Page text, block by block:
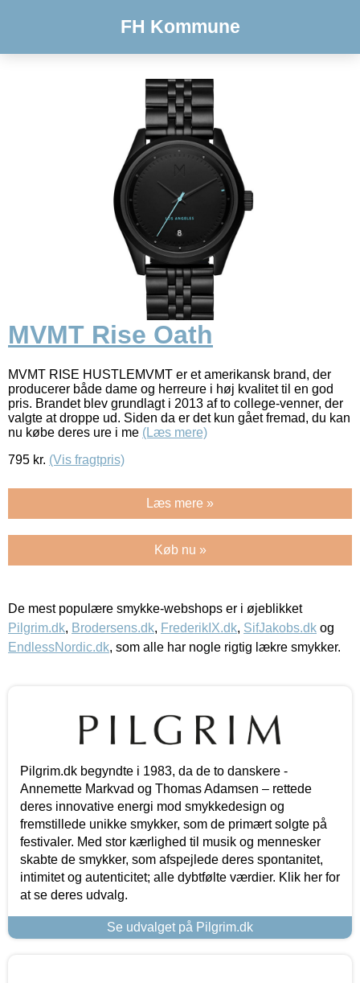
FH Kommune
MVMT Rise Oath
MVMT RISE HUSTLEMVMT er et amerikansk brand, der
producerer både dame og herreure i høj kvalitet til en god
pris. Brandet blev grundlagt i 2013 af to college-venner, der
valgte at droppe ud. Siden da er det kun gået fremad, du kan
nu købe deres ure i me (Læs mere)
795 kr. (Vis fragtpris)
Læs mere »
Køb nu »
De mest populære smykke-webshops er i øjeblikket
Pilgrim.dk, Brodersens.dk, FrederikIX.dk, SifJakobs.dk og
EndlessNordic.dk, som alle har nogle rigtig lækre smykker.
Pilgrim.dk begyndte i 1983, da de to danskere -
Annemette Markvad og Thomas Adamsen – rettede
deres innovative energi mod smykkedesign og
fremstillede unikke smykker, som de primært solgte på
festivaler. Med stor kærlighed til musik og mennesker
skabte de smykker, som afspejlede deres spontanitet,
intimitet og autenticitet; alle dybtfølte værdier. Klik her for
at se deres udvalg.
Se udvalget på Pilgrim.dk